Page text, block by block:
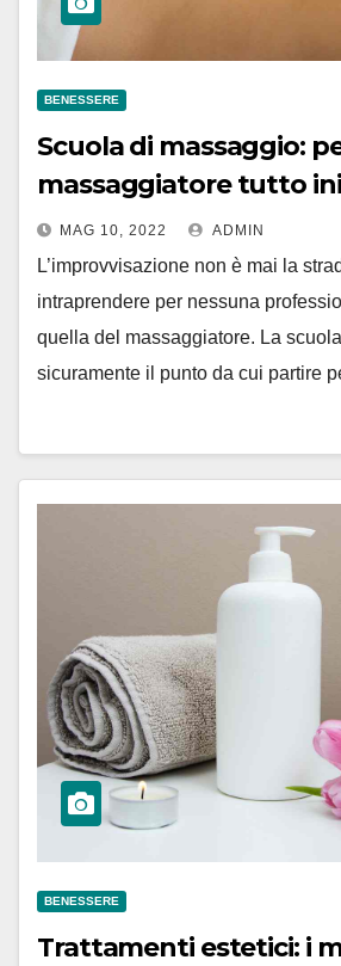
BENESSERE
Scuola di massaggio:
massaggiatore tutto
MAG 10, 2022 ADMIN
L’improvvisazione non è mai la
intraprendere per nessuna
quella del massaggiatore. La
sicuramente il punto da cui partire
BENESSERE
Trattamenti estetici: i